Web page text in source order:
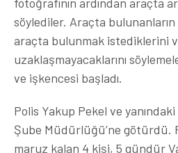
söylediler. Araçta bulunanların
araçta bulunmak istediklerini
uzaklaşmayacaklarını
ve işkencesi başladı.
Polis Yakup Pekel ve
Şube Müdürlüğü’ne götürdü.
maruz kalan 4 kişi, 5 gündür